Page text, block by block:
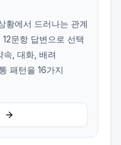
황에서 드러나는 관계
문항 답변으로 선택
속, 대화, 배려
패턴을 16가지